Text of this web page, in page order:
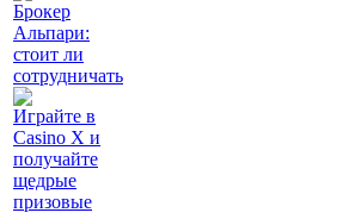
Брокер
Альпари:
стоит ли
сотрудничать
Играйте в
Casino X и
получайте
щедрые
призовые